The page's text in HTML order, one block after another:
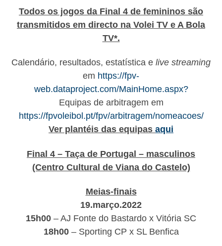
Todos os jogos da Final 4 de femininos são
transmitidos em directo na Volei TV e A Bola
TV*.
Calendário, resultados, estatística e live streaming
em https://fpv-
web.dataproject.com/MainHome.aspx?
Equipas de arbitragem em
https://fpvoleibol.pt/fpv/arbitragem/nomeacoes/
Ver plantéis das equipas aqui
Final 4 – Taça de Portugal – masculinos
(Centro Cultural de Viana do Castelo)
Meias-finais
19.março.2022
15h00 – AJ Fonte do Bastardo x Vitória SC
18h00– Sporting CP x SL Benfica